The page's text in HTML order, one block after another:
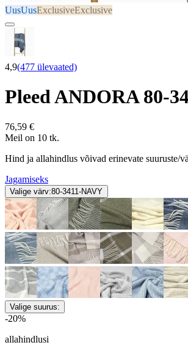
UusUusExclusiveExclusive
4,9(477 ülevaated)
Pleed ANDORA 80-
76,59 €
Meil on 10 tk.
Hind ja allahindlus võivad erinevate suuruste/
Jagamiseks
Valige värv:80-3411-NAVY
Valige suurus:
-20%
allahindlusi